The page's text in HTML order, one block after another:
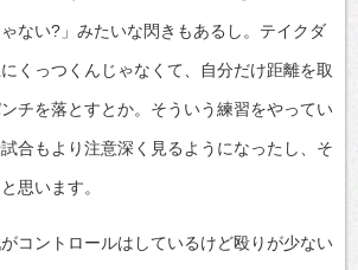
ゃない?」みたいな閃きもあるし。テイクダ
くっつくんじゃなくて、自分だけ距離を取
チを落とすとか。そういう練習をやってい
合もより注意深く見るようになったし、そ
思います。
コントロールはしているけど殴りが少ない